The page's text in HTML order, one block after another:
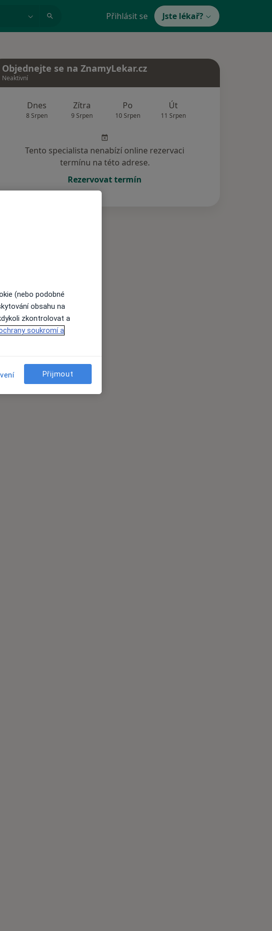
Přihlásit se Jste lékař?
Objednejte se na ZnamyLekar.cz
Neaktivní
Dnes
8 Srpen
Zítra
9 Srpen
Po
10 Srpen
Út
11 Srpen
Tento specialista nenabízí online rezervaci
termínu na této adrese.
Rezervovat termín
(nebo podobné
obsahu na
zkontrolovat a
soukromí a
Přijmout